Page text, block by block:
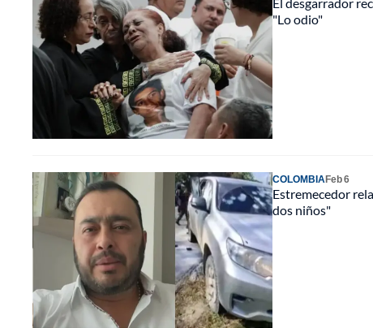
"Lo odio"
COLOMBIAFeb 6
Estremecedor
dos niños"